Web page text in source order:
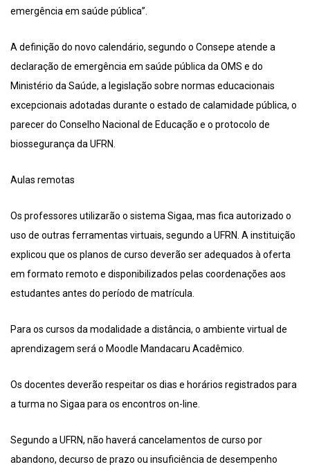
emergência em saúde pública”.
A definição do novo calendário, segundo o Consepe atende a
declaração de emergência em saúde pública da OMS e do
Ministério da Saúde, a legislação sobre normas educacionais
excepcionais adotadas durante o estado de calamidade pública, o
parecer do Conselho Nacional de Educação e o protocolo de
biossegurança da UFRN.
Aulas remotas
Os professores utilizarão o sistema Sigaa, mas fica autorizado o
uso de outras ferramentas virtuais, segundo a UFRN. A instituição
explicou que os planos de curso deverão ser adequados à oferta
em formato remoto e disponibilizados pelas coordenações aos
estudantes antes do período de matrícula.
Para os cursos da modalidade a distância, o ambiente virtual de
aprendizagem será o Moodle Mandacaru Acadêmico.
Os docentes deverão respeitar os dias e horários registrados para
a turma no Sigaa para os encontros on-line.
Segundo a UFRN, não haverá cancelamentos de curso por
abandono, decurso de prazo ou insuficiência de desempenho